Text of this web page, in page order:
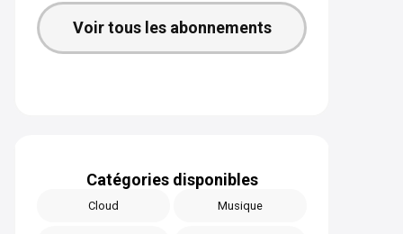
Voir tous les abonnements
Catégories disponibles
Cloud Musique